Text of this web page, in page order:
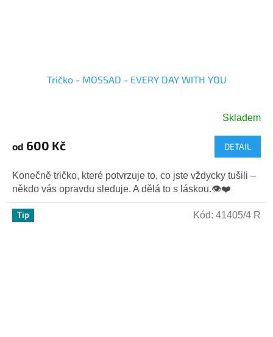
Tričko - MOSSAD - EVERY DAY WITH YOU
produktu
5,0
z
5
hvězdiček.
Skladem
od 600 Kč DETAIL
Konečně tričko, které potvrzuje to, co jste vždycky tušili –
někdo vás opravdu sleduje. A dělá to s láskou.👁️❤️
Tip Kód: 41405/4 R